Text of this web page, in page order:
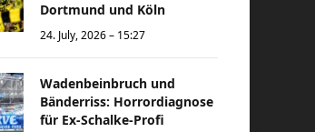
Dortmund und Köln
24. July, 2026 – 15:27
Wadenbeinbruch und
Bänderriss: Horrordiagnose
für Ex-Schalke-Profi